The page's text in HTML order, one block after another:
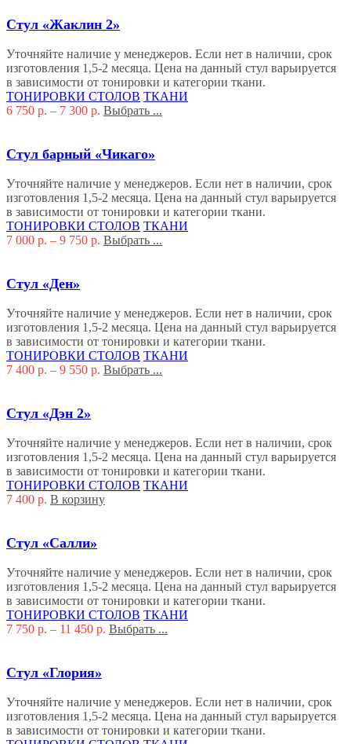
Стул «Жаклин 2»
Уточняйте наличие у менеджеров. Если нет в наличии, срок
изготовления 1,5-2 месяца. Цена на данный стул варьируется
в зависимости от тонировки и категории ткани.
ТОНИРОВКИ СТОЛОВ ТКАНИ
6 750 р. – 7 300 р. Выбрать ...
Стул барный «Чикаго»
Уточняйте наличие у менеджеров. Если нет в наличии, срок
изготовления 1,5-2 месяца. Цена на данный стул варьируется
в зависимости от тонировки и категории ткани.
ТОНИРОВКИ СТОЛОВ ТКАНИ
7 000 р. – 9 750 р. Выбрать ...
Стул «Ден»
Уточняйте наличие у менеджеров. Если нет в наличии, срок
изготовления 1,5-2 месяца. Цена на данный стул варьируется
в зависимости от тонировки и категории ткани.
ТОНИРОВКИ СТОЛОВ ТКАНИ
7 400 р. – 9 550 р. Выбрать ...
Стул «Дэн 2»
Уточняйте наличие у менеджеров. Если нет в наличии, срок
изготовления 1,5-2 месяца. Цена на данный стул варьируется
в зависимости от тонировки и категории ткани.
ТОНИРОВКИ СТОЛОВ ТКАНИ
7 400 р. В корзину
Стул «Салли»
Уточняйте наличие у менеджеров. Если нет в наличии, срок
изготовления 1,5-2 месяца. Цена на данный стул варьируется
в зависимости от тонировки и категории ткани.
ТОНИРОВКИ СТОЛОВ ТКАНИ
7 750 р. – 11 450 р. Выбрать ...
Стул «Глория»
Уточняйте наличие у менеджеров. Если нет в наличии, срок
изготовления 1,5-2 месяца. Цена на данный стул варьируется
в зависимости от тонировки и категории ткани.